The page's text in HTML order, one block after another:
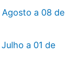
Agosto a 08 de
a 01 de